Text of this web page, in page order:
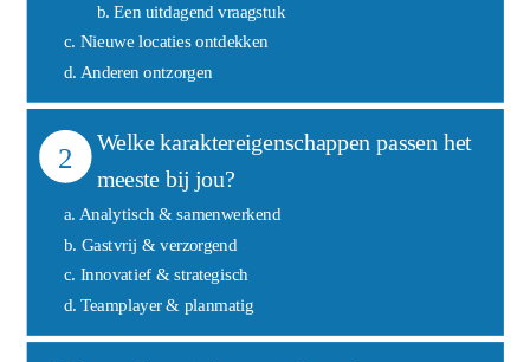
b. Een uitdagend vraagstuk
c. Nieuwe locaties ontdekken
d. Anderen ontzorgen
2
Welke karaktereigenschappen passen het
meeste bij jou?
a. Analytisch & samenwerkend
b. Gastvrij & verzorgend
c. Innovatief & strategisch
d. Teamplayer & planmatig